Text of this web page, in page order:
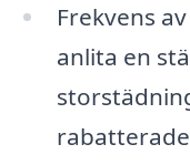
Frekvens
anlita en